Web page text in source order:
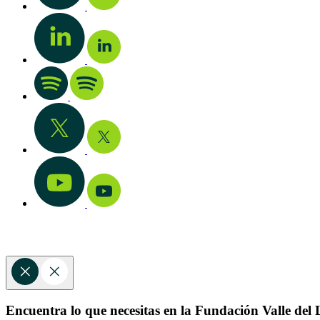
Encuentra lo que necesitas en la Fundación Valle del